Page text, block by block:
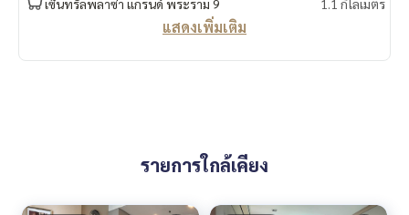
แสดงเพิ่มเติม
รายการใกล้เคียง